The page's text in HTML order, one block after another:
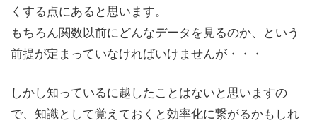
くする点にあると思います。
もちろん関数以前にどんなデータを見るのか、という
前提が定まっていなければいけませんが・・・
しかし知っているに越したことはないと思いますの
で、知識として覚えておくと効率化に繋がるかもしれ